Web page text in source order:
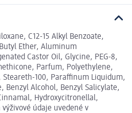
C12-15 Alkyl Benzoate,
Ether, Aluminum
Castor Oil, Glycine, PEG-8,
Parfum, Polyethylene,
Steareth-100, Paraffinum Liquidum,
Benzyl Alcohol, Benzyl Salicylate,
Hydroxycitronellal,
údaje uvedené v